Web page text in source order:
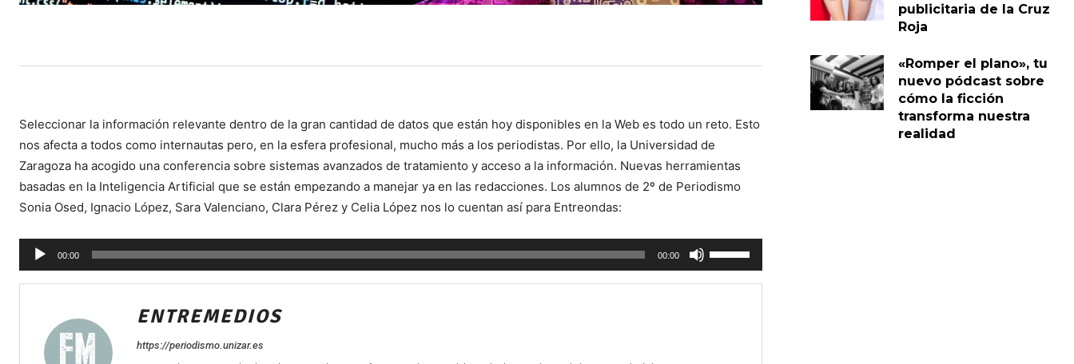
Seleccionar la información relevante dentro de la gran cantidad de datos que están hoy disponibles en la Web es todo un reto. Esto
nos afecta a todos como internautas pero, en la esfera profesional, mucho más a los periodistas. Por ello, la Universidad de
Zaragoza ha acogido una conferencia sobre sistemas avanzados de tratamiento y acceso a la información. Nuevas herramientas
basadas en la Inteligencia Artificial que se están empezando a manejar ya en las redacciones. Los alumnos de 2º de Periodismo
Sonia Osed, Ignacio López, Sara Valenciano, Clara Pérez y Celia López nos lo cuentan así para Entreondas:
Reproductor
de
audio
00:00 00:00
las
ENTREMEDIOS
https://periodismo.unizar.es
publicitaria de la Cruz
Roja
«Romper el plano», tu
nuevo pódcast sobre
cómo la ficción
transforma nuestra
realidad